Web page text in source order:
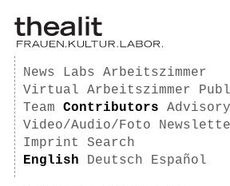
News Labs
Arbeitszimmer
Virtual Arbeitszimmer
Team
Contributors
Video/Audio/Foto
Imprint
Search
English
Deutsch Español